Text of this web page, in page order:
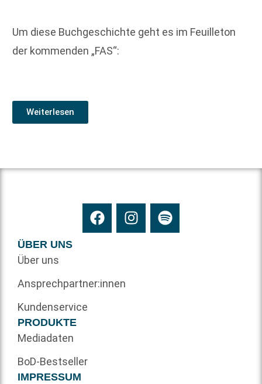
Um diese Buchgeschichte geht es im Feuilleton
der kommenden „FAS“:
Weiterlesen
ÜBER UNS
Über uns
Ansprechpartner:innen
Kundenservice
PRODUKTE
Mediadaten
BoD-Bestseller
IMPRESSUM